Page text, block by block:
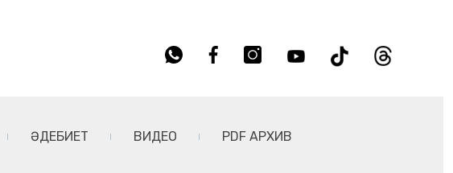
ӘДЕБИЕТ ВИДЕО PDF АРХИВ